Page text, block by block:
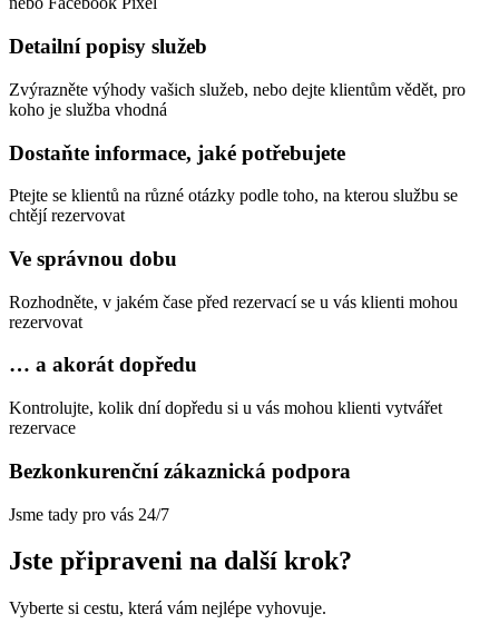
Detailní popisy služeb
Zvýrazněte výhody vašich služeb, nebo dejte klientům vědět, pro
koho je služba vhodná
Dostaňte informace, jaké potřebujete
Ptejte se klientů na různé otázky podle toho, na kterou službu se
chtějí rezervovat
Ve správnou dobu
Rozhodněte, v jakém čase před rezervací se u vás klienti mohou
rezervovat
… a akorát dopředu
Kontrolujte, kolik dní dopředu si u vás mohou klienti vytvářet
rezervace
Bezkonkurenční zákaznická podpora
Jsme tady pro vás 24/7
Jste připraveni na další krok?
Vyberte si cestu, která vám nejlépe vyhovuje.